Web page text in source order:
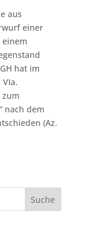
aus
einer
hat im
zum
nach dem
(Az.